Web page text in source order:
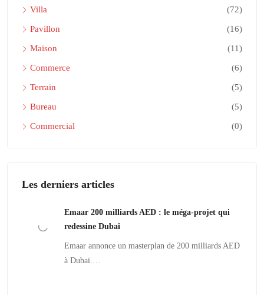
Villa (72)
Pavillon (16)
Maison (11)
Commerce (6)
Terrain (5)
Bureau (5)
Commercial (0)
Les derniers articles
Emaar 200 milliards AED : le méga-projet qui
redessine Dubai
Emaar annonce un masterplan de 200 milliards AED
à Dubai.…